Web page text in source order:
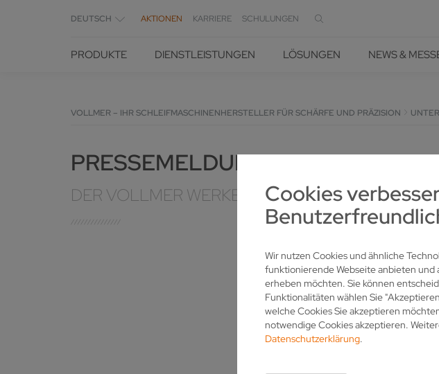
Cookies
Wir nutzen Cookies und ähnliche
funktionierende Webseite anbieten
erheben möchten. Sie können
Funktionalitäten wählen Sie
welche Cookies Sie akzeptieren
notwendige Cookies akzeptieren.
Datenschutzerklärung.
DEUTSCH AKTIONEN KARRIERE SCHULUNGEN
PRODUKTE DIENSTLEISTUNGEN LÖSUNGEN NEWS &
VOLLMER – IHR SCHLEIFMASCHINENHERSTELLER FÜR SCHÄRFE UND PRÄZISION
PRESSEMELDUNGEN
DER VOLLMER WERKE